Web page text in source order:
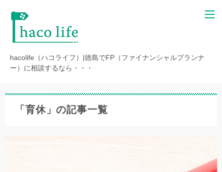
hacolife（ハコライフ）|徳島でFP（ファイナンシャルプランナ
ー）に相談するなら・・・
「育休」の記事一覧